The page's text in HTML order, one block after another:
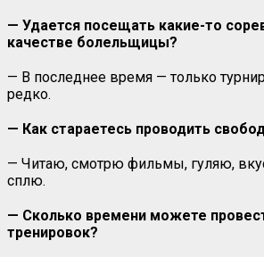
— Удается посещать какие-то
качестве болельщицы?
— В последнее время — только
редко.
— Как стараетесь проводить
— Читаю, смотрю фильмы, гуляю,
сплю.
— Сколько времени можете
тренировок?